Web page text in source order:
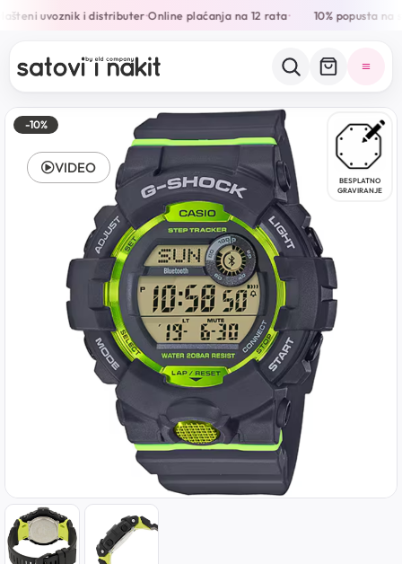
uvoznik i distributer•Online plaćanja na 12 rata• 10% popusta na
-10%
BESPLATNO
GRAVIRANJE
VIDEO